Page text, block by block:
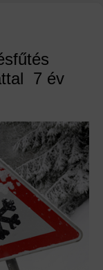
7 év